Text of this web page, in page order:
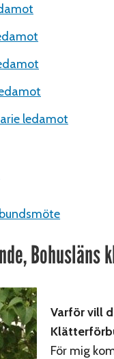
ledamot
Bohusläns
Varför vill
För mig